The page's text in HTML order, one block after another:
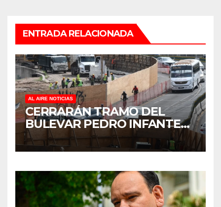
ENTRADA RELACIONADA
AL AIRE NOTICIAS
CERRARÁN TRAMO DEL
BULEVAR PEDRO INFANTE
PARA ACELERAR OBRAS
ANTES DEL REGRESO A